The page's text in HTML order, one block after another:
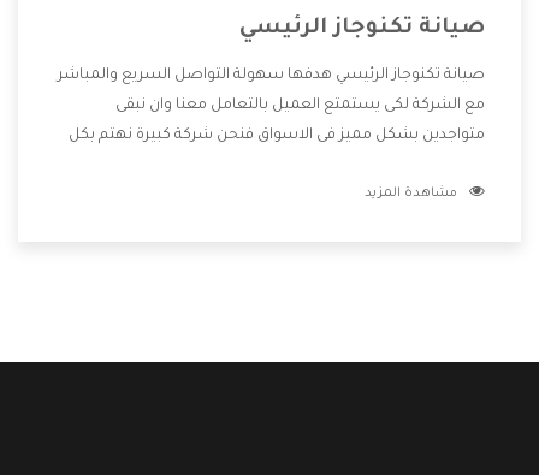
صيانة تكنوجاز الرئيسي
صيانة تكنوجاز الرئيسي هدفها سهولة التواصل السريع والمباشر
مع الشركة لكى يستمتع العميل بالتعامل معنا وان نبقى
متواجدين بشكل مميز فى الاسواق فنحن شركة كبيرة نهتم بكل
الشركة بها والتى تكون منها خدمة الصيانة التى تكون من أهم
مشاهدة المزيد